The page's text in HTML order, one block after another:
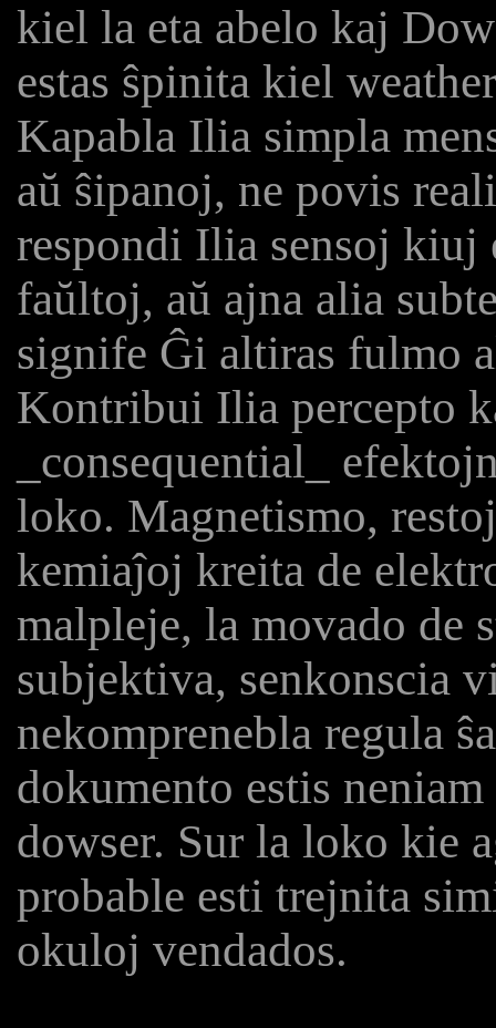
kiel la eta abelo kaj
estas ŝpinita kiel
Kapabla Ilia simpla
aŭ ŝipanoj, ne povis
respondi Ilia sensoj kiuj
faŭltoj, aŭ ajna alia
signife Ĝi altiras fulmo
Kontribui Ilia percepto
_consequential_
loko. Magnetismo,
kemiaĵoj kreita de
malpleje, la movado de
subjektiva, senkonscia
nekomprenebla regula
dokumento estis
dowser. Sur la loko kie
probable esti trejnita
okuloj vendados.